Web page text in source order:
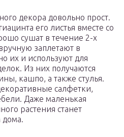
декора довольно прост.
его листья вместе со
сушат в течение 2-х
заплетают в
их и используют для
Из них получаются
кашпо, а также стулья.
салфетки,
Даже маленькая
растения станет